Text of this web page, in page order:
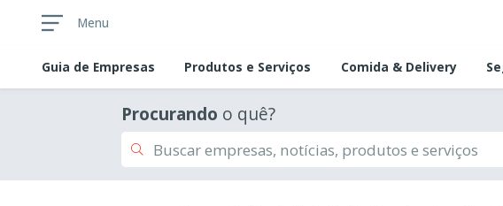
Menu
Guia de Empresas Produtos e Serviços Comida & Delivery
Procurando o quê?